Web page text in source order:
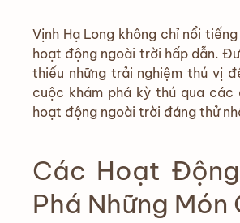
Vịnh Hạ Long không chỉ nổi
hoạt động ngoài trời hấp dẫn.
thiếu những trải nghiệm thú vị
cuộc khám phá kỳ thú qua
hoạt động ngoài trời đáng thử
Các Hoạt
Phá Những Món